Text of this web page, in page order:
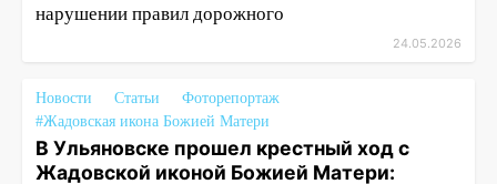
нарушении правил дорожного
24.05.2026
Новости Статьи
Фоторепортаж
#Жадовская икона Божией Матери
В Ульяновске прошел крестный ход с
Жадовской иконой Божией Матери: